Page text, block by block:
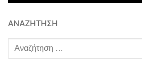
ΑΝΑΖΉΤΗΣΗ
Αναζήτηση
για: